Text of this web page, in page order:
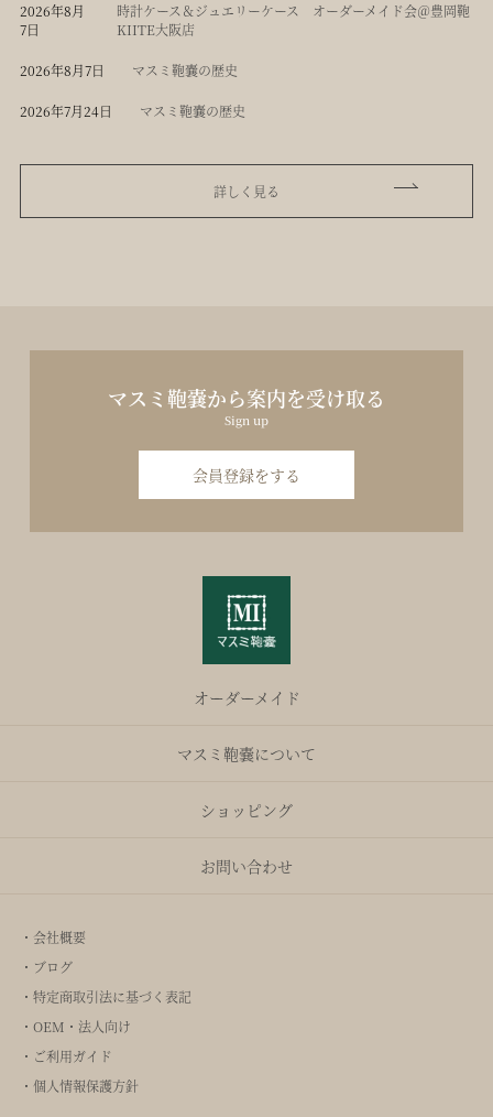
2026年8月
7日
時計ケース＆ジュエリーケース オーダーメイド会＠豊岡鞄
KIITE大阪店
2026年8月7日 マスミ鞄嚢の歴史
2026年7月24日 マスミ鞄嚢の歴史
詳しく見る
マスミ鞄嚢から案内を受け取る
Sign up
会員登録をする
オーダーメイド
マスミ鞄嚢について
ショッピング
お問い合わせ
・会社概要
・ブログ
・特定商取引法に基づく表記
・OEM・法人向け
・ご利用ガイド
・個人情報保護方針